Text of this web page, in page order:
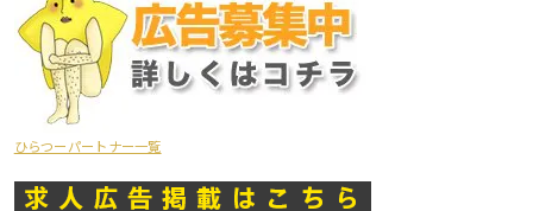
ひらつーパートナー一覧